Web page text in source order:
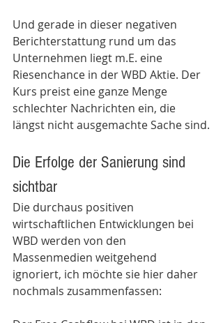
Und gerade in dieser negativen
Berichterstattung rund um das
Unternehmen liegt m.E. eine
Riesenchance in der WBD Aktie. Der
Kurs preist eine ganze Menge
schlechter Nachrichten ein, die
längst nicht ausgemachte Sache sind.
Die Erfolge der Sanierung sind
sichtbar
Die durchaus positiven
wirtschaftlichen Entwicklungen bei
WBD werden von den
Massenmedien weitgehend
ignoriert, ich möchte sie hier daher
nochmals zusammenfassen: